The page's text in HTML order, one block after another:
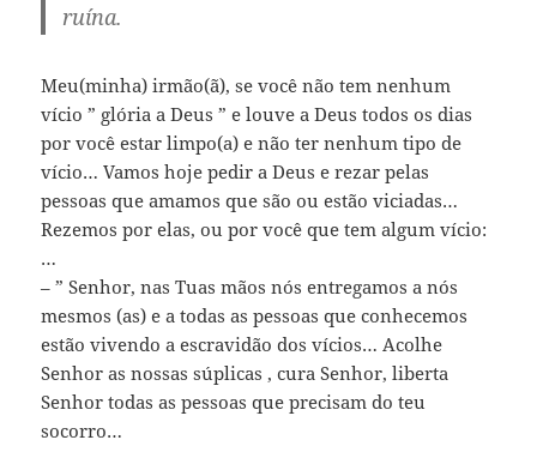
ruína.
Meu(minha) irmão(ã), se você não tem nenhum
vício ” glória a Deus ” e louve a Deus todos os dias
por você estar limpo(a) e não ter nenhum tipo de
vício… Vamos hoje pedir a Deus e rezar pelas
pessoas que amamos que são ou estão viciadas…
Rezemos por elas, ou por você que tem algum vício:
…
– ” Senhor, nas Tuas mãos nós entregamos a nós
mesmos (as) e a todas as pessoas que conhecemos
estão vivendo a escravidão dos vícios… Acolhe
Senhor as nossas súplicas , cura Senhor, liberta
Senhor todas as pessoas que precisam do teu
socorro…